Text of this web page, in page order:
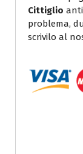
Cittiglio
problema,
scrivilo al